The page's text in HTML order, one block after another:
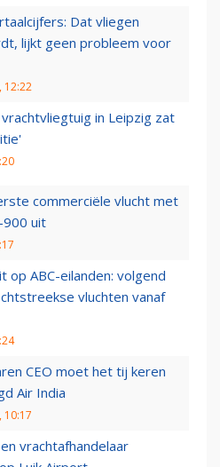
Dat vliegen
lijkt geen probleem voor
12:22
in Leipzig zat
commerciële vlucht met
900 uit
op ABC-eilanden: volgend
vluchten vanaf
CEO moet het tij keren
Air India
10:17
vrachtafhandelaar